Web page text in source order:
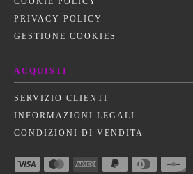
PRIVACY POLICY
GESTIONE COOKIES
ACQUISTI
SERVIZIO CLIENTI
INFORMAZIONI LEGALI
CONDIZIONI DI VENDITA